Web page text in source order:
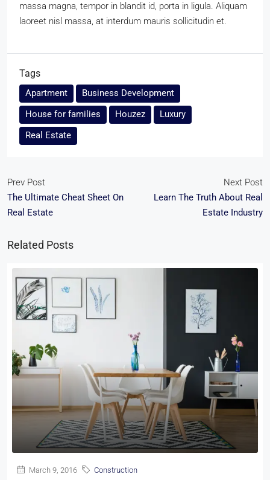
massa magna, tempor in blandit id, porta in ligula. Aliquam
laoreet nisl massa, at interdum mauris sollicitudin et.
Tags
Apartment
Business Development
House for families
Houzez
Luxury
Real Estate
Prev Post
The Ultimate Cheat Sheet On
Real Estate
Next Post
Learn The Truth About Real
Estate Industry
Related Posts
March 9, 2016 Construction